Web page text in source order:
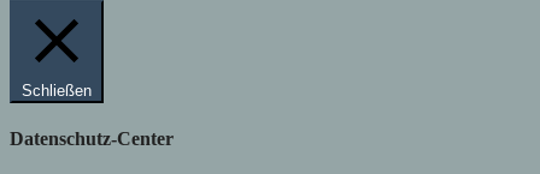
Schließen
Datenschutz-Center